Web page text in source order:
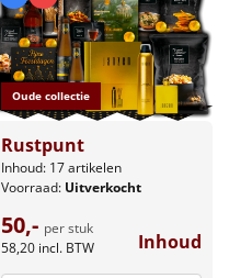
Oude collectie
Rustpunt
Inhoud: 17 artikelen
Voorraad: Uitverkocht
50,- per stuk
58,20 incl. BTW Inhoud